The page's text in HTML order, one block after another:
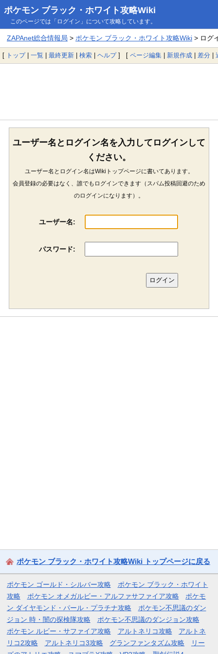
ポケモン ブラック・ホワイト攻略Wiki
このページでは「ログイン」について攻略しています。
ZAPAnet総合情報局 > ポケモン ブラック・ホワイト攻略Wiki> ログ
[ トップ| 一覧 | 最終更新 | 検索 | ヘルプ] [ ページ編集 | 新規作成 | 差分 |
ユーザー名とログイン名を入力してログインして
ください。
ユーザー名とログイン名はWikiトップページに書いてあります。
会員登録の必要はなく、誰でもログインできます（スパム投稿回避のため
のログインになります）。
ユーザー名:
パスワード:
ポケモン ブラック・ホワイト攻略Wiki トップページに戻る
ポケモン ゴールド・シルバー攻略
ポケモン ブラック・ホワイト
攻略
ポケモン オメガルビー・アルファサファイア攻略
ポケモ
ン ダイヤモンド・パール・プラチナ攻略
ポケモン不思議のダン
ジョン 時・闇の探検隊攻略
ポケモン不思議のダンジョン攻略
ポケモン ルビー・サファイア攻略
アルトネリコ攻略
アルトネ
リコ2攻略
アルトネリコ3攻略 グランファンタズム攻略
リー